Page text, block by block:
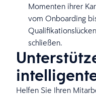
Momenten ihrer
vom Onboarding
schließen.
Helfen Sie Ihren